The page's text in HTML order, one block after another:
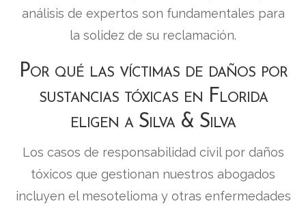
análisis de expertos son fundamentales para
la solidez de su reclamación.
Por qué las víctimas de daños por
sustancias tóxicas en Florida
eligen a Silva & Silva
Los casos de responsabilidad civil por daños
tóxicos que gestionan nuestros abogados
incluyen el mesotelioma y otras enfermedades